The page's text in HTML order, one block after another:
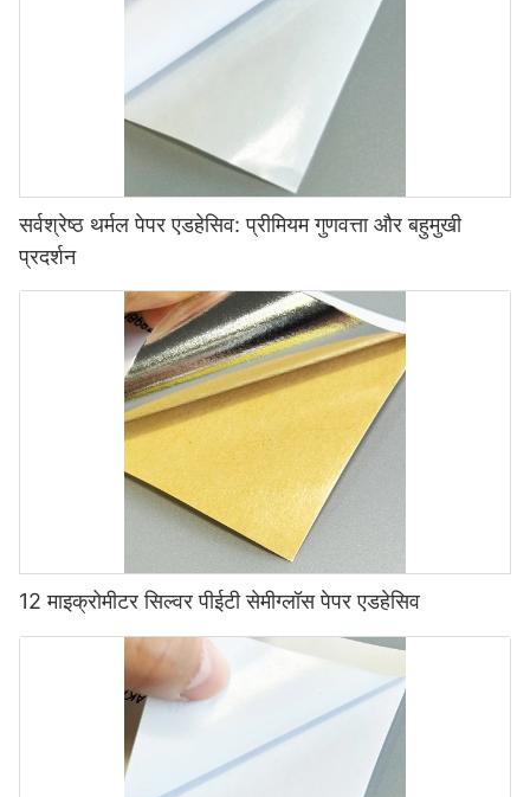
सर्वश्रेष्ठ थर्मल पेपर एडहेसिव: प्रीमियम गुणवत्ता और बहुमुखी
प्रदर्शन
12 माइक्रोमीटर सिल्वर पीईटी सेमीग्लॉस पेपर एडहेसिव